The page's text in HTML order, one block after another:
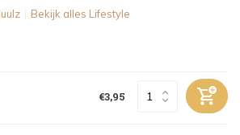
Juulz Bekijk alles Lifestyle
€3,95